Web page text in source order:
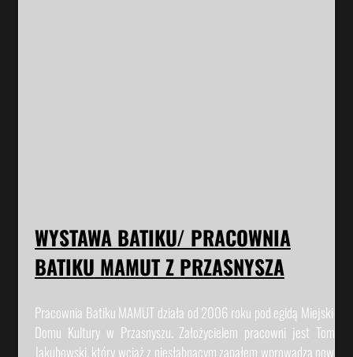
WYSTAWA BATIKU/ PRACOWNIA
BATIKU MAMUT Z PRZASNYSZA
Pracownia Batiku MAMUT działa od 2006 roku pod egidą Miejskiego
Domu Kultury w Przasnyszu. Założycielem pracowni jest Tomasz
Jakubowski, który wciąż z niesłabnącym zapałem wprowadza nowych